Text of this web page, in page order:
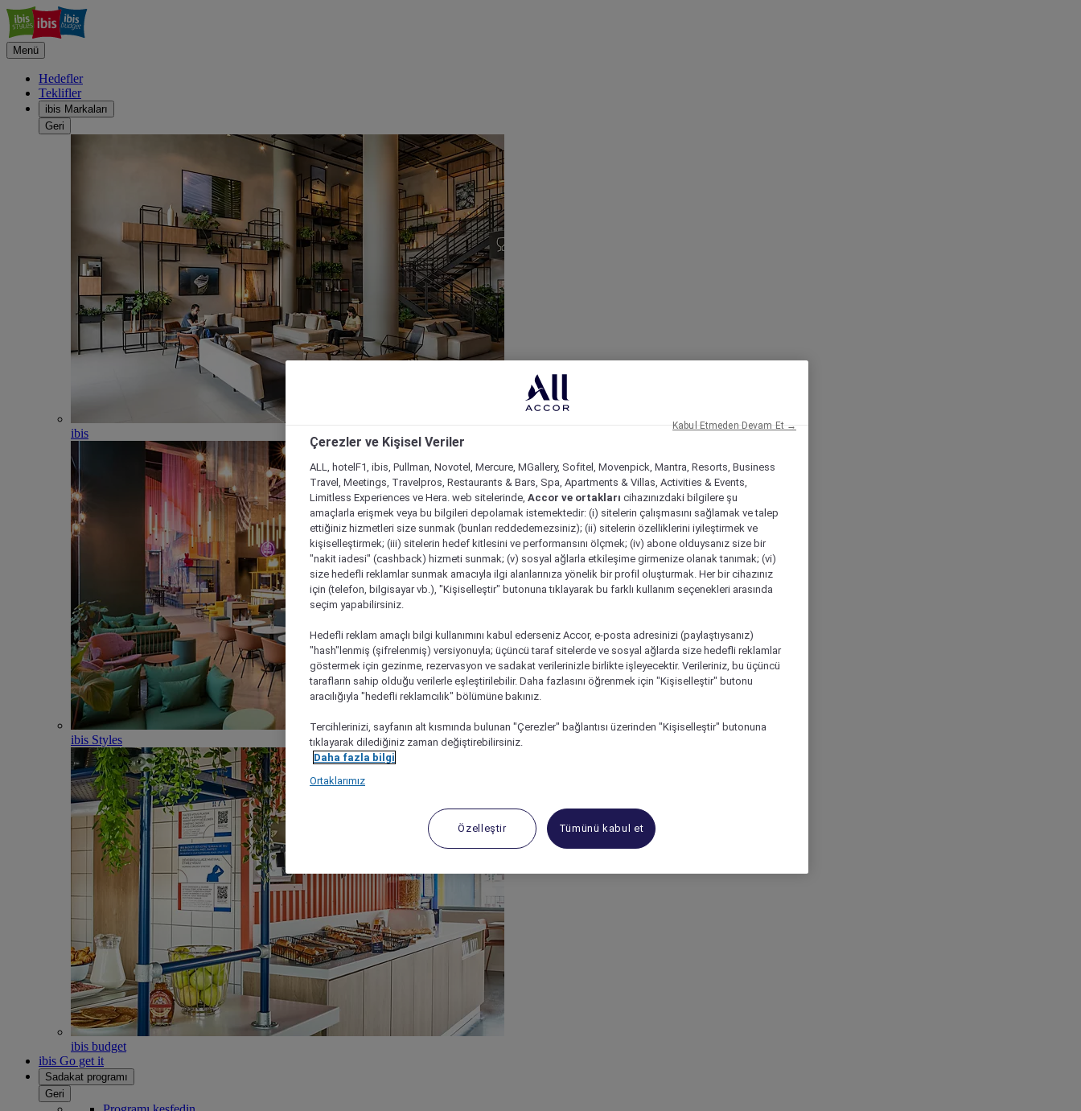
Menü
Hedefler
Teklifler
ibis Markaları
Geri
ibis
ibis Styles
ibis budget
ibis Go get it
Sadakat programı
Geri
Çerezler ve Kişisel Veriler
ALL, hotelF1, ibis, Pullman, Novotel, Mercure, MGallery, Sofitel, Movenpick, Mantra, Resorts, Business
Travel, Meetings, Travelpros, Restaurants & Bars, Spa, Apartments & Villas, Activities & Events,
Limitless Experiences ve Hera. web sitelerinde, Accor ve ortakları cihazınızdaki bilgilere şu
amaçlarla erişmek veya bu bilgileri depolamak istemektedir: (i) sitelerin çalışmasını sağlamak ve talep
ettiğiniz hizmetleri size sunmak (bunları reddedemezsiniz); (ii) sitelerin özelliklerini iyileştirmek ve
kişiselleştirmek; (iii) sitelerin hedef kitlesini ve performansını ölçmek; (iv) abone olduysanız size bir
"nakit iadesi" (cashback) hizmeti sunmak; (v) sosyal ağlarla etkileşime girmenize olanak tanımak; (vi)
size hedefli reklamlar sunmak amacıyla ilgi alanlarınıza yönelik bir profil oluşturmak. Her bir cihazınız
için (telefon, bilgisayar vb.), "Kişiselleştir" butonuna tıklayarak bu farklı kullanım seçenekleri arasında
seçim yapabilirsiniz.
Hedefli reklam amaçlı bilgi kullanımını kabul ederseniz Accor, e-posta adresinizi (paylaştıysanız)
"hash"lenmiş (şifrelenmiş) versiyonuyla; üçüncü taraf sitelerde ve sosyal ağlarda size hedefli reklamlar
göstermek için gezinme, rezervasyon ve sadakat verilerinizle birlikte işleyecektir. Verileriniz, bu üçüncü
tarafların sahip olduğu verilerle eşleştirilebilir. Daha fazlasını öğrenmek için "Kişiselleştir" butonu
aracılığıyla "hedefli reklamcılık" bölümüne bakınız.
Tercihlerinizi, sayfanın alt kısmında bulunan "Çerezler" bağlantısı üzerinden "Kişiselleştir" butonuna
tıklayarak dilediğiniz zaman değiştirebilirsiniz.
Daha fazla bilgi
Ortaklarımız
Özelleştir Tümünü kabul et
Kabul Etmeden Devam Et →